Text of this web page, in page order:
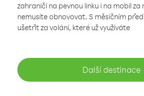
zahraničí na pevnou linku i na mobil za
nemusíte obnovovat. S měsíčním
ušetřit za volání, které už využíváte
Další destinace